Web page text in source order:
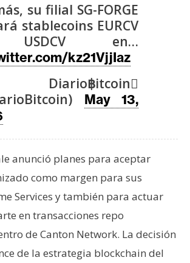
su filial SG-FORGE
stablecoins EURCV
en…
kz21VjjIaz
฿itcoin
May 13,
anunció planes para aceptar
como margen para sus
Services y también para actuar
en transacciones repo
de Canton Network. La decisión
de la estrategia blockchain del